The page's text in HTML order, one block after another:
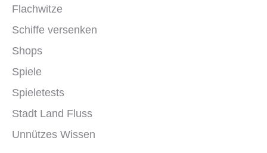
Flachwitze
Schiffe versenken
Shops
Spiele
Spieletests
Stadt Land Fluss
Unnützes Wissen